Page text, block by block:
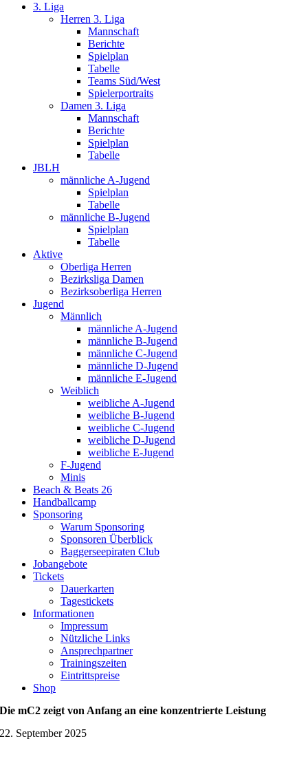
3. Liga
Herren 3. Liga
Mannschaft
Berichte
Spielplan
Tabelle
Teams Süd/West
Spielerportraits
Damen 3. Liga
Mannschaft
Berichte
Spielplan
Tabelle
JBLH
männliche A-Jugend
Spielplan
Tabelle
männliche B-Jugend
Spielplan
Tabelle
Aktive
Oberliga Herren
Bezirksliga Damen
Bezirksoberliga Herren
Jugend
Männlich
männliche A-Jugend
männliche B-Jugend
männliche C-Jugend
männliche D-Jugend
männliche E-Jugend
Weiblich
weibliche A-Jugend
weibliche B-Jugend
weibliche C-Jugend
weibliche D-Jugend
weibliche E-Jugend
F-Jugend
Minis
Beach & Beats 26
Handballcamp
Sponsoring
Warum Sponsoring
Sponsoren Überblick
Baggerseepiraten Club
Jobangebote
Tickets
Dauerkarten
Tagestickets
Informationen
Impressum
Nützliche Links
Ansprechpartner
Trainingszeiten
Eintrittspreise
Shop
Die mC2 zeigt von Anfang an eine konzentrierte Leistung
22. September 2025